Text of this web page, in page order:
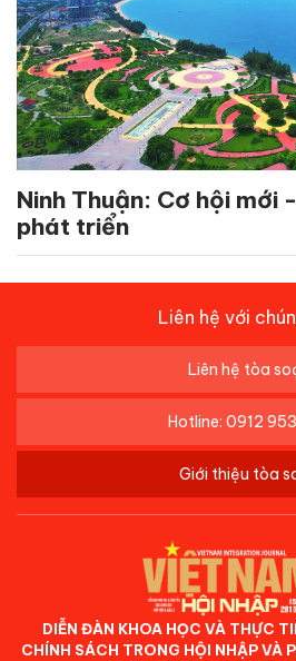
Ninh Thuận: Cơ hội mới
phát triển
Liên hệ với
Liên hệ tòa
Hotline: 0912
Giới thiệu tòa
DIỄN ĐÀN KHOA HỌC VÀ THỰC
CHÍNH SÁCH TRONG HỘI NHẬP VÀ